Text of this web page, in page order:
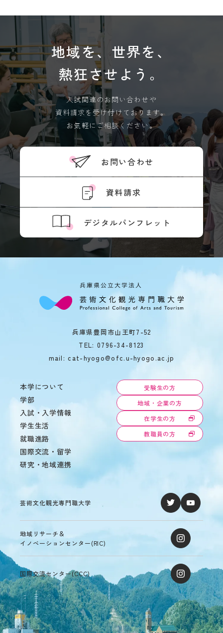
地域を、世界を、
熱狂させよう。
入試関連のお問い合わせや
資料請求を受け付けております。
お気軽にご相談ください。
お問い合わせ
資料請求
デジタルパンフレット
兵庫県豊岡市山王町7-52
TEL: 0796-34-8123
mail: cat-hyogo@ofc.u-hyogo.ac.jp
本学について
学部
入試・入学情報
学生生活
就職進路
国際交流・留学
研究・地域連携
受験生の方
地域・企業の方
在学生の方
教職員の方
芸術文化観光専門職大学
地域リサーチ＆
イノベーションセンター(RIC)
国際交流センター(CCC)